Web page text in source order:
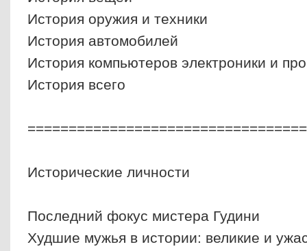
История оружия и техники
История автомобилей
История компьютеров электроники и
История всего
Исторические личности
Последний фокус мистера Гудини
Худшие мужья в истории: великие и